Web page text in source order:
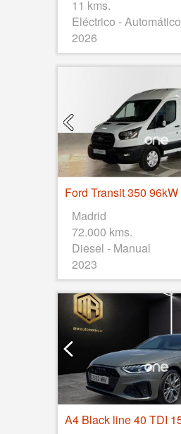
11 kms.
Eléctrico - Automático
2026
Madrid
72.000 kms.
Diesel - Manual
2023